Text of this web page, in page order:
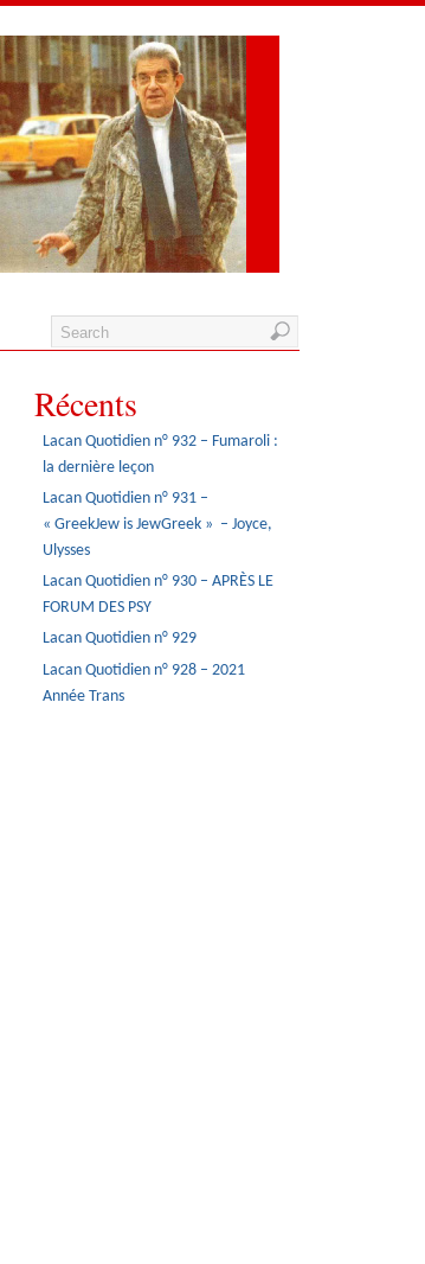
Récents
Lacan Quotidien n° 932 – Fumaroli :
la dernière leçon
Lacan Quotidien n° 931 –
« GreekJew is JewGreek » – Joyce,
Ulysses
Lacan Quotidien n° 930 – APRÈS LE
FORUM DES PSY
Lacan Quotidien n° 929
Lacan Quotidien n° 928 – 2021
Année Trans